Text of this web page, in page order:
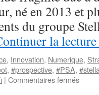
né en 2013 et
du groupe
la lecture
, Innovation, Numerique,
, #prospective, #PSA,
| Commentaires ferméssur